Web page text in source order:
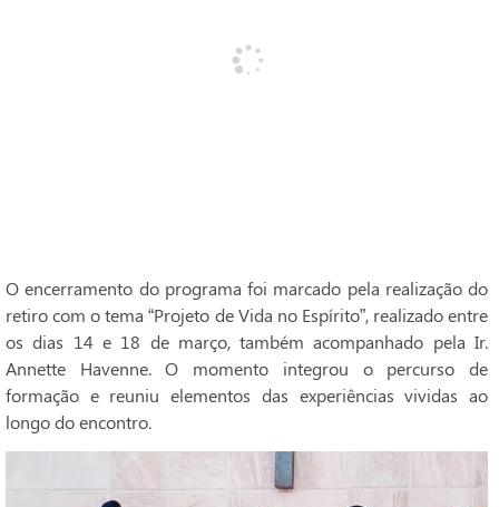
O encerramento do programa foi marcado pela realização do
retiro com o tema “Projeto de Vida no Espírito”, realizado entre
os dias 14 e 18 de março, também acompanhado pela Ir.
Annette Havenne. O momento integrou o percurso de
formação e reuniu elementos das experiências vividas ao
longo do encontro.